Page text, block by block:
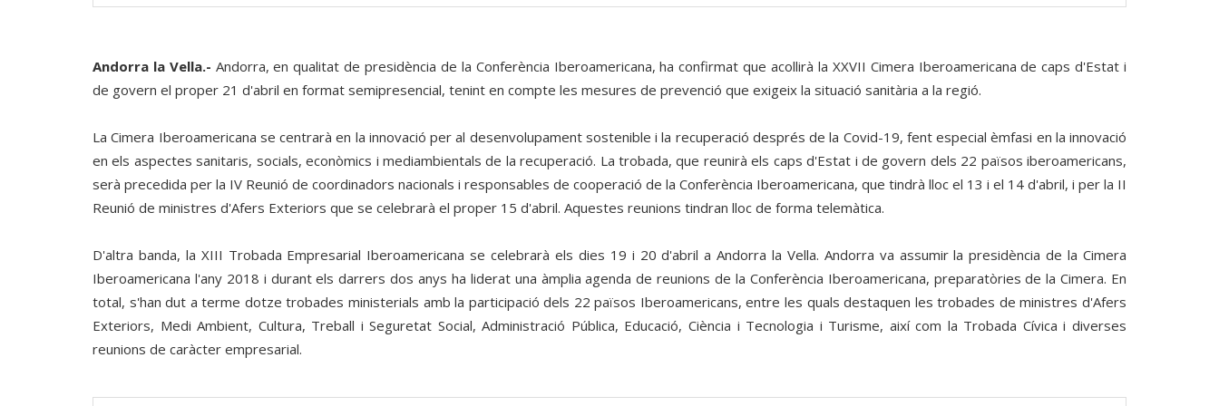
Andorra la Vella.- Andorra, en qualitat de presidència de la Conferència Iberoamericana, ha confirmat que acollirà la XXVII Cimera Iberoamericana de caps d'Estat i
de govern el proper 21 d'abril en format semipresencial, tenint en compte les mesures de prevenció que exigeix la situació sanitària a la regió.
La Cimera Iberoamericana se centrarà en la innovació per al desenvolupament sostenible i la recuperació després de la Covid-19, fent especial èmfasi en la innovació
en els aspectes sanitaris, socials, econòmics i mediambientals de la recuperació. La trobada, que reunirà els caps d'Estat i de govern dels 22 països iberoamericans,
serà precedida per la IV Reunió de coordinadors nacionals i responsables de cooperació de la Conferència Iberoamericana, que tindrà lloc el 13 i el 14 d'abril, i per la II
Reunió de ministres d'Afers Exteriors que se celebrarà el proper 15 d'abril. Aquestes reunions tindran lloc de forma telemàtica.
D'altra banda, la XIII Trobada Empresarial Iberoamericana se celebrarà els dies 19 i 20 d'abril a Andorra la Vella. Andorra va assumir la presidència de la Cimera
Iberoamericana l'any 2018 i durant els darrers dos anys ha liderat una àmplia agenda de reunions de la Conferència Iberoamericana, preparatòries de la Cimera. En
total, s'han dut a terme dotze trobades ministerials amb la participació dels 22 països Iberoamericans, entre les quals destaquen les trobades de ministres d'Afers
Exteriors, Medi Ambient, Cultura, Treball i Seguretat Social, Administració Pública, Educació, Ciència i Tecnologia i Turisme, així com la Trobada Cívica i diverses
reunions de caràcter empresarial.